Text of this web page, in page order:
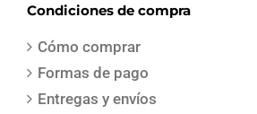
Condiciones de compra
Cómo comprar
Formas de pago
Entregas y envíos